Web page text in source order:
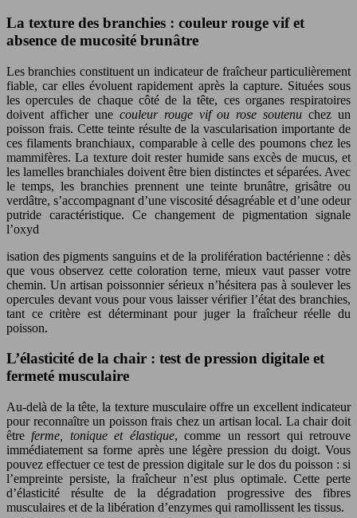
La texture des branchies : couleur rouge vif et
absence de mucosité brunâtre
Les branchies constituent un indicateur de fraîcheur particulièrement
fiable, car elles évoluent rapidement après la capture. Situées sous
les opercules de chaque côté de la tête, ces organes respiratoires
doivent afficher une couleur rouge vif ou rose soutenu chez un
poisson frais. Cette teinte résulte de la vascularisation importante de
ces filaments branchiaux, comparable à celle des poumons chez les
mammifères. La texture doit rester humide sans excès de mucus, et
les lamelles branchiales doivent être bien distinctes et séparées. Avec
le temps, les branchies prennent une teinte brunâtre, grisâtre ou
verdâtre, s’accompagnant d’une viscosité désagréable et d’une odeur
putride caractéristique. Ce changement de pigmentation signale
l’oxyd
isation des pigments sanguins et de la prolifération bactérienne : dès
que vous observez cette coloration terne, mieux vaut passer votre
chemin. Un artisan poissonnier sérieux n’hésitera pas à soulever les
opercules devant vous pour vous laisser vérifier l’état des branchies,
tant ce critère est déterminant pour juger la fraîcheur réelle du
poisson.
L’élasticité de la chair : test de pression digitale et
fermeté musculaire
Au-delà de la tête, la texture musculaire offre un excellent indicateur
pour reconnaître un poisson frais chez un artisan local. La chair doit
être ferme, tonique et élastique, comme un ressort qui retrouve
immédiatement sa forme après une légère pression du doigt. Vous
pouvez effectuer ce test de pression digitale sur le dos du poisson : si
l’empreinte persiste, la fraîcheur n’est plus optimale. Cette perte
d’élasticité résulte de la dégradation progressive des fibres
musculaires et de la libération d’enzymes qui ramollissent les tissus.